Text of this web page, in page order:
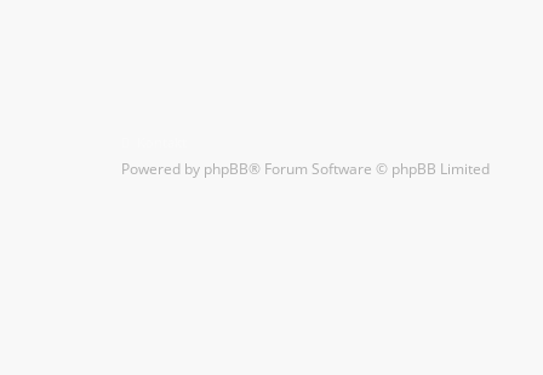
Powered by phpBB® Forum Software © phpBB Limited